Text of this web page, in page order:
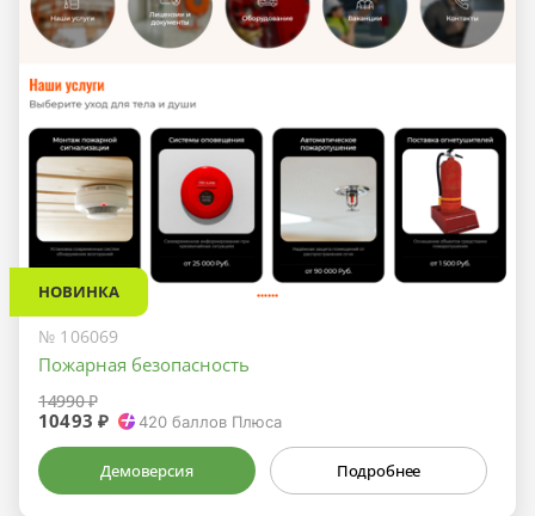
НОВИНКА
№ 106069
Пожарная безопасность
14990 ₽
10493 ₽ 420 баллов Плюса
Демоверсия Подробнее